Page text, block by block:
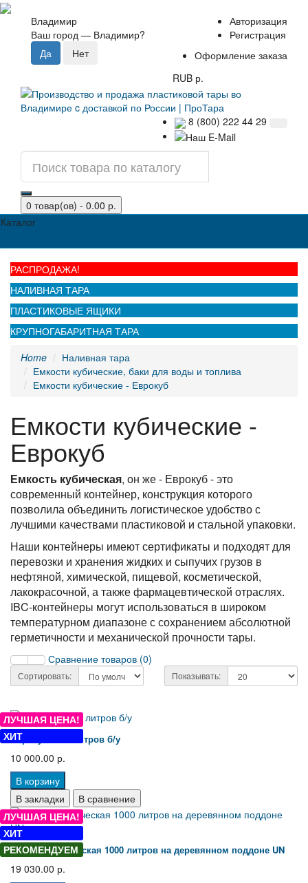
Владимир
Ваш город — Владимир?
Авторизация
Регистрация
Оформление заказа
RUB р.
8 (800) 222 44 29
0 товар(ов) - 0.00 р.
Каталог
РАСПРОДАЖА!
НАЛИВНАЯ ТАРА
ПЛАСТИКОВЫЕ ЯЩИКИ
КРУПНОГАБАРИТНАЯ ТАРА
Home
Наливная тара
Емкости кубические, баки для воды и топлива
Емкости кубические - Еврокуб
Емкости кубические -
Еврокуб
Емкость кубическая, он же - Еврокуб - это
современный контейнер, конструкция которого
позволила объединить логистическое удобство с
лучшими качествами пластиковой и стальной упаковки.
Наши контейнеры имеют сертификаты и подходят для
перевозки и хранения жидких и сыпучих грузов в
нефтяной, химической, пищевой, косметической,
лакокрасочной, а также фармацевтической отраслях.
IBC-контейнеры могут использоваться в широком
температурном диапазоне с сохранением абсолютной
герметичности и механической прочности тары.
Сравнение товаров (0)
Сортировать: Показывать:
ЛУЧШАЯ ЦЕНА!
ХИТ
Еврокуб 1000 литров б/у
10 000.00 р.
В корзину
В закладки
В сравнение
ЛУЧШАЯ ЦЕНА!
ХИТ
РЕКОМЕНДУЕМ
Емкость кубическая 1000 литров на деревянном поддоне UN
19 030.00 р.